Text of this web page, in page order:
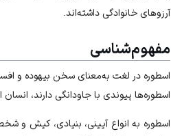
آرزوهای خانوادگی داشته‌اند.
مفهوم‌شناسی
اسطوره در لغت به‌معنای سخن بیهوده و
اسطوره‌ها پیوندی با جاودانگی دارند،
اسطوره به انواع آیینی، بنیادی، کیش و